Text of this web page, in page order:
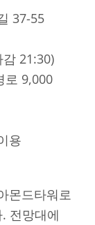
37-55
21:30)
로 9,000
용
몬드타워로
전망대에